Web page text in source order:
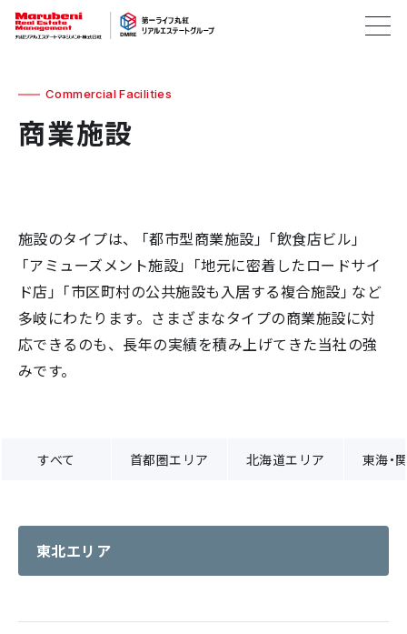
Commercial Facilities
商業施設
施設のタイプは、「都市型商業施設」「飲食店ビル」
「アミューズメント施設」「地元に密着したロードサイ
ド店」「市区町村の公共施設も入居する複合施設」など
多岐にわたります。さまざまなタイプの商業施設に対
応できるのも、長年の実績を積み上げてきた当社の強
みです。
すべて 首都圏エリア 北海道エリア 東海・
東北エリア